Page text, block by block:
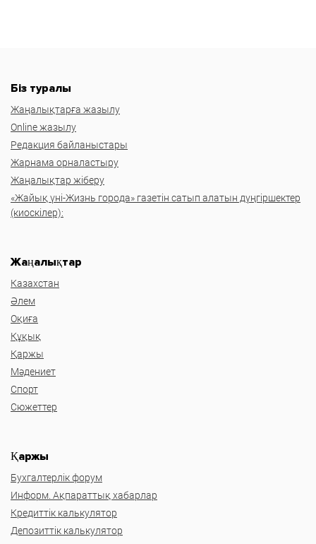
Біз туралы
Жаңалықтарға жазылу
Online жазылу
Редакция байланыстары
Жарнама орналастыру
Жаңалықтар жіберу
«Жайық үні-Жизнь города» газетін сатып алатын дүңгіршектер
(киоскілер):
Жаңалықтар
Казахстан
Әлем
Оқиға
Құқық
Қаржы
Мәдениет
Спорт
Сюжеттер
Қаржы
Бухгалтерлік форум
Информ. Ақпараттық хабарлар
Кредиттік калькулятор
Депозиттік калькулятор